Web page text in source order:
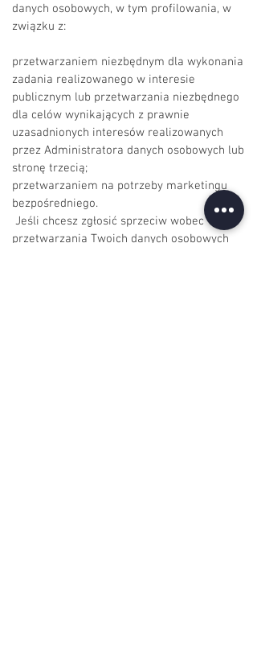
danych osobowych, w tym profilowania, w
związku z:
przetwarzaniem niezbędnym dla wykonania
zadania realizowanego w interesie
publicznym lub przetwarzania niezbędnego
dla celów wynikających z prawnie
uzasadnionych interesów realizowanych
przez Administratora danych osobowych lub
stronę trzecią;
przetwarzaniem na potrzeby marketingu
bezpośredniego.
Jeśli chcesz zgłosić sprzeciw wobec
przetwarzania Twoich danych osobowych